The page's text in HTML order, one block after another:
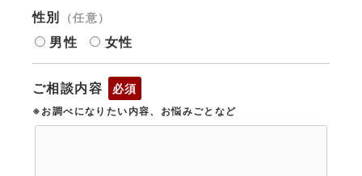
性別 （任意）
男性 女性
ご相談内容 必須
※お調べになりたい内容、お悩みごとなど